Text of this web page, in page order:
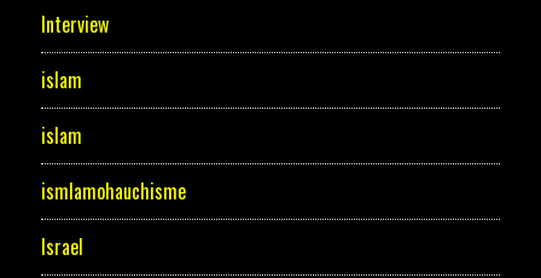
Interview
islam
islam
ismlamohauchisme
Israel